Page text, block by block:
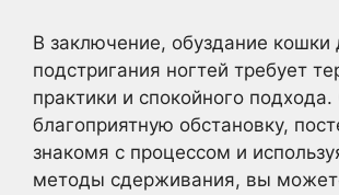
В заключение, обуздание кошки
подстригания ногтей требует
практики и спокойного
благоприятную обстановку,
знакомя с процессом и
методы сдерживания, вы